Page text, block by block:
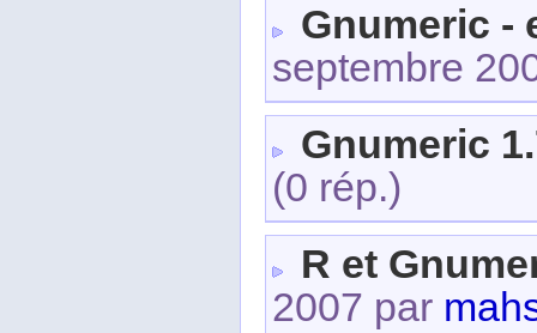
Gnumeric -
septembre
Gnumeric
(0 rép.)
R et
2007 par